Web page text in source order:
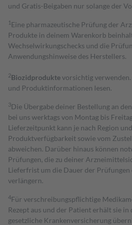
und Gratis-Beigaben nur solange der
1 Eine pharmazeutische Prüfung der
Produkte in deinem Warenkorb
Wechselwirkungschecks und die
Anwendungshinweise des Herstellers.
2Biozidproduktevorsichtig
und Produktinformationen lesen.
3Die Übergabe deiner Bestellung an
bei uns werktags von Montag bis
Lieferzeitpunkt kann je nach Region
Produktverfügbarkeit sowie vom
abweichen. Darüber hinaus können
Prüfungen, die zu deiner
Lieferfrist um die Dauer der
verlängern.
4Für verschreibungspflichtige
Rezept aus und der Patient erhält sie
gesetzliche Krankenversicherung